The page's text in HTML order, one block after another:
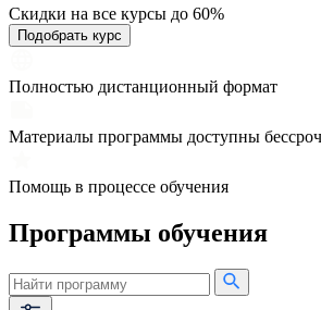
Скидки на все курсы до 60%
Подобрать курс
Полностью дистанционный формат
Материалы программы доступны
Помощь в процессе обучения
Программы обучения